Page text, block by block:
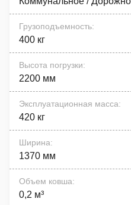
Грузоподъемность:
400 кг
Высота погрузки:
2200 мм
Эксплуатационная масса:
420 кг
Ширина:
1370 мм
Объем ковша:
0,2 м³